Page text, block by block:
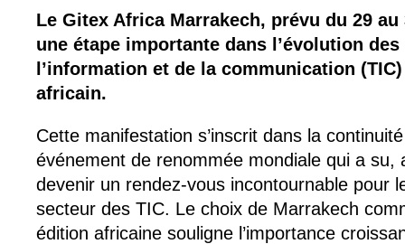
Le Gitex Africa Marrakech, prévu du 29 au
une étape importante dans l’évolution
l’information et de la communication
africain.
Cette manifestation s’inscrit dans la
événement de renommée mondiale qui a su,
devenir un rendez-vous incontournable pour
secteur des TIC. Le choix de Marrakech
édition africaine souligne l’importance